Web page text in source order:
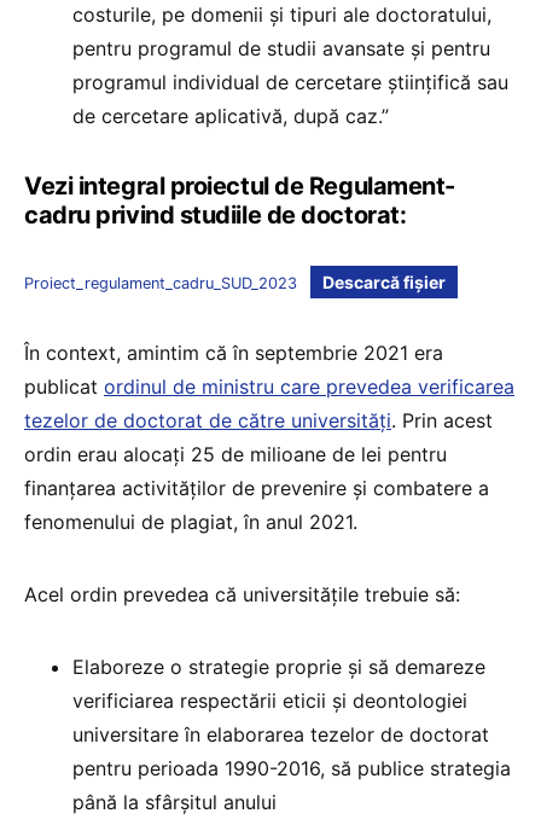
costurile, pe domenii și tipuri ale doctoratului,
pentru programul de studii avansate și pentru
programul individual de cercetare științifică sau
de cercetare aplicativă, după caz.”
Vezi integral proiectul de Regulament-
cadru privind studiile de doctorat:
Proiect_regulament_cadru_SUD_2023 Descarcă fișier
În context, amintim că în septembrie 2021 era
publicat ordinul de ministru care prevedea verificarea
tezelor de doctorat de către universități. Prin acest
ordin erau alocați 25 de milioane de lei pentru
finanțarea activităților de prevenire și combatere a
fenomenului de plagiat, în anul 2021.
Acel ordin prevedea că universitățile trebuie să:
Elaboreze o strategie proprie și să demareze
verificiarea respectării eticii și deontologiei
universitare în elaborarea tezelor de doctorat
pentru perioada 1990-2016, să publice strategia
până la sfârșitul anului